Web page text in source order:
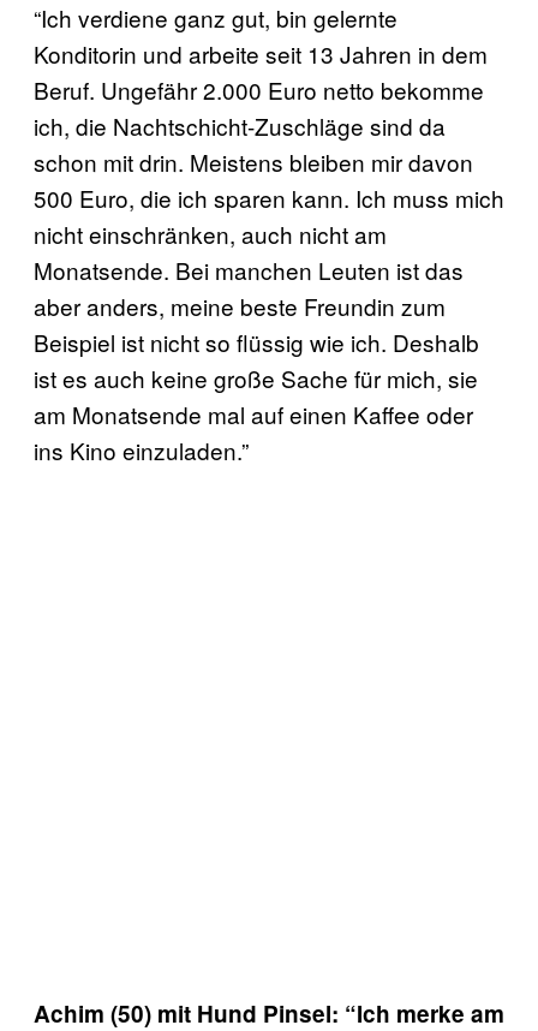
“Ich verdiene ganz gut, bin gelernte
Konditorin und arbeite seit 13 Jahren in dem
Beruf. Ungefähr 2.000 Euro netto bekomme
ich, die Nachtschicht-Zuschläge sind da
schon mit drin. Meistens bleiben mir davon
500 Euro, die ich sparen kann. Ich muss mich
nicht einschränken, auch nicht am
Monatsende. Bei manchen Leuten ist das
aber anders, meine beste Freundin zum
Beispiel ist nicht so flüssig wie ich. Deshalb
ist es auch keine große Sache für mich, sie
am Monatsende mal auf einen Kaffee oder
ins Kino einzuladen.”
Achim (50) mit Hund Pinsel: “Ich merke am